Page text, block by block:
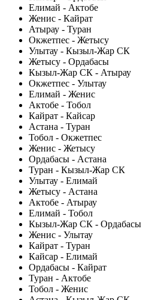
Елимай - Актобе
Женис - Кайрат
Атырау - Туран
Окжетпес - Жетысу
Улытау - Кызыл-Жар СК
Жетысу - Ордабасы
Кызыл-Жар СК - Атырау
Окжетпес - Улытау
Елимай - Женис
Актобе - Тобол
Кайрат - Кайсар
Астана - Туран
Тобол - Окжетпес
Женис - Жетысу
Ордабасы - Астана
Туран - Кызыл-Жар СК
Улытау - Елимай
Жетысу - Астана
Актобе - Атырау
Елимай - Тобол
Кызыл-Жар СК - Ордабасы
Женис - Улытау
Кайрат - Туран
Кайсар - Елимай
Ордабасы - Кайрат
Туран - Актобе
Тобол - Женис